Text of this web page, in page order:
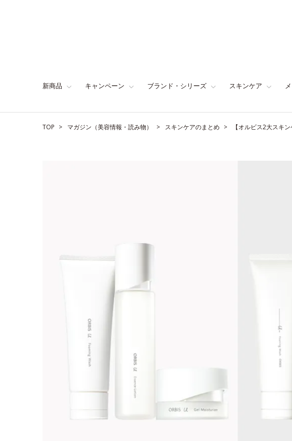
新商品 キャンペーン ブランド・シリーズ スキンケア
TOP マガジン（美容情報・読み物） スキンケアのまとめ 【オルビス2大スキ